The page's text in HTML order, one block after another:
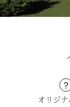
宿泊プラン
オリジ